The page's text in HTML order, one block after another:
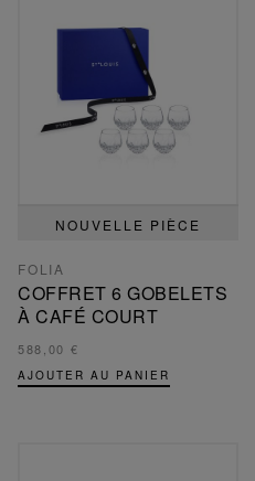
NOUVELLE PIÈCE
FOLIA
COFFRET 6 GOBELETS
À CAFÉ COURT
588,00 €
AJOUTER AU PANIER